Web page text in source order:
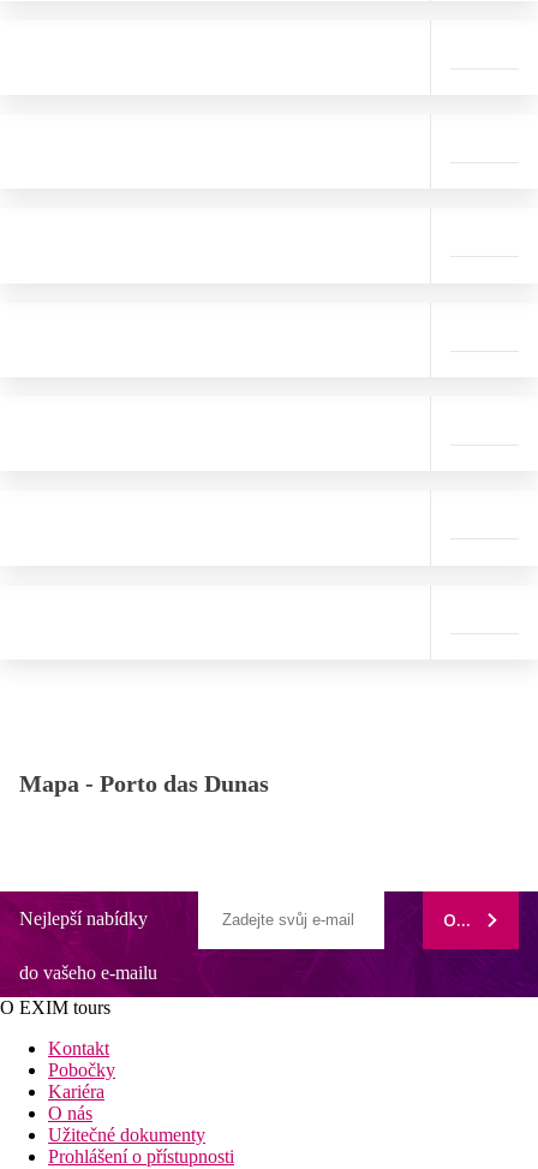
Mapa - Porto das Dunas
Nejlepší nabídky
do vašeho e-mailu
ODEBÍRAT
O EXIM tours
Kontakt
Pobočky
Kariéra
O nás
Užitečné dokumenty
Prohlášení o přístupnosti